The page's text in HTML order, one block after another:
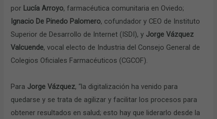
por Lucía Arroyo, farmacéutica comunitaria en Oviedo;
Ignacio De Pinedo Palomero, cofundador y CEO de Instituto
Superior de Desarrollo de Internet (ISDI), y Jorge Vázquez
Valcuende, vocal electo de Industria del Consejo General de
Colegios Oficiales Farmacéuticos (CGCOF).
Para Jorge Vázquez, “la digitalización ha venido para
quedarse y se trata de agilizar y facilitar los procesos para
obtener resultados en salud; esto hay que liderarlo desde la